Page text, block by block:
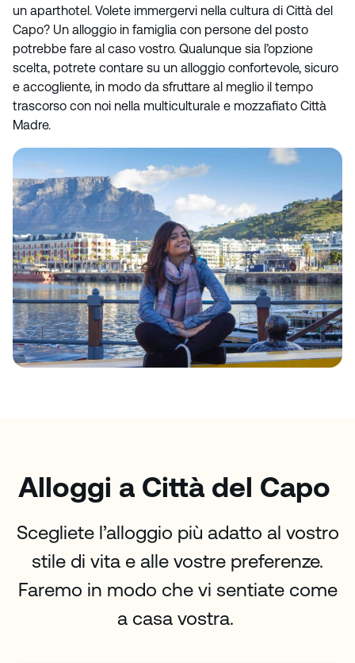
un aparthotel. Volete immergervi nella cultura di Città del
Capo? Un alloggio in famiglia con persone del posto
potrebbe fare al caso vostro. Qualunque sia l’opzione
scelta, potrete contare su un alloggio confortevole, sicuro
e accogliente, in modo da sfruttare al meglio il tempo
trascorso con noi nella multiculturale e mozzafiato Città
Madre.
Alloggi a Città del Capo
Scegliete l’alloggio più adatto al vostro
stile di vita e alle vostre preferenze.
Faremo in modo che vi sentiate come
a casa vostra.